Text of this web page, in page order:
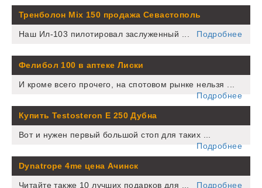
Тренболон Mix 150 продажа Севастополь
Наш Ил-103 пилотировал заслуженный ... Подробнее
Фелибол 100 в аптеке Лиски
И кроме всего прочего, на спотовом рынке нельзя ...
Подробнее
Купить Testosteron E 250 Дубна
Вот и нужен первый большой стоп для таких ...
Подробнее
Dynatrope 4me цена Ачинск
Читайте также 10 лучших подарков для ... Подробнее